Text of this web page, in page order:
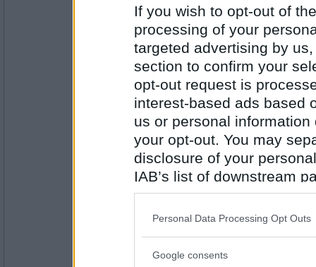
If you wish to opt-out of
processing of your
targeted advertising by
section to confirm your
opt-out request is
interest-based ads based
us or personal
your opt-out. You may
disclosure of your
IAB’s list of downstream
also be disclosed by us
Downstream Participants
Please note that this
Personal Data Processing Opt Outs
Google consents
Antall innlegg:
Den turen er helt nydelig auau- kos
Hard Kost
Antall innlegg:
53
At 43% av alle foruminnleggene i
profil, og at det hadde vært moro
innen måneden er ferdig.
Heia!
Jeg gjør så godt jeg kan, Hard
vært veldig velkommen! Særlig i